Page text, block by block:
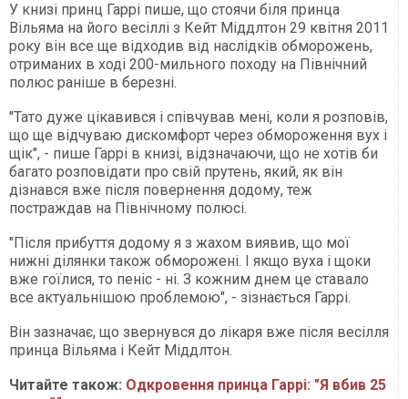
У книзі принц Гаррі пише, що стоячи біля принца
Вільяма на його весіллі з Кейт Міддлтон 29 квітня 2011
року він все ще відходив від наслідків обморожень,
отриманих в ході 200-мильного походу на Північний
полюс раніше в березні.
"Тато дуже цікавився і співчував мені, коли я розповів,
що ще відчуваю дискомфорт через обмороження вух і
щік", - пише Гаррі в книзі, відзначаючи, що не хотів би
багато розповідати про свій прутень, який, як він
дізнався вже після повернення додому, теж
постраждав на Північному полюсі.
"Після прибуття додому я з жахом виявив, що мої
нижні ділянки також обморожені. І якщо вуха і щоки
вже гоїлися, то пеніс - ні. З кожним днем це ставало
все актуальнішою проблемою", - зізнається Гаррі.
Він зазначає, що звернувся до лікаря вже після весілля
принца Вільяма і Кейт Міддлтон.
Читайте також: Одкровення принца Гаррі: "Я вбив 25